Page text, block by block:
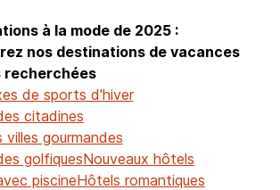
à la mode de 2025 :
nos destinations de vacances
recherchées
de sports d'hiver
citadines
villes gourmandes
golfiquesNouveaux hôtels
piscineHôtels romantiques